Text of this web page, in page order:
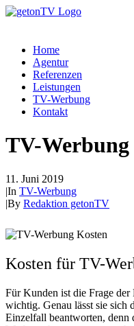
Home
Agentur
Referenzen
Leistungen
TV-Werbung
Kontakt
TV-Werbung
11. Juni 2019
|In TV-Werbung
|By Redaktion getonTV
Kosten für TV-
Für Kunden ist die Frage der
wichtig. Genau lässt sie sich
Einzelfall beantworten,